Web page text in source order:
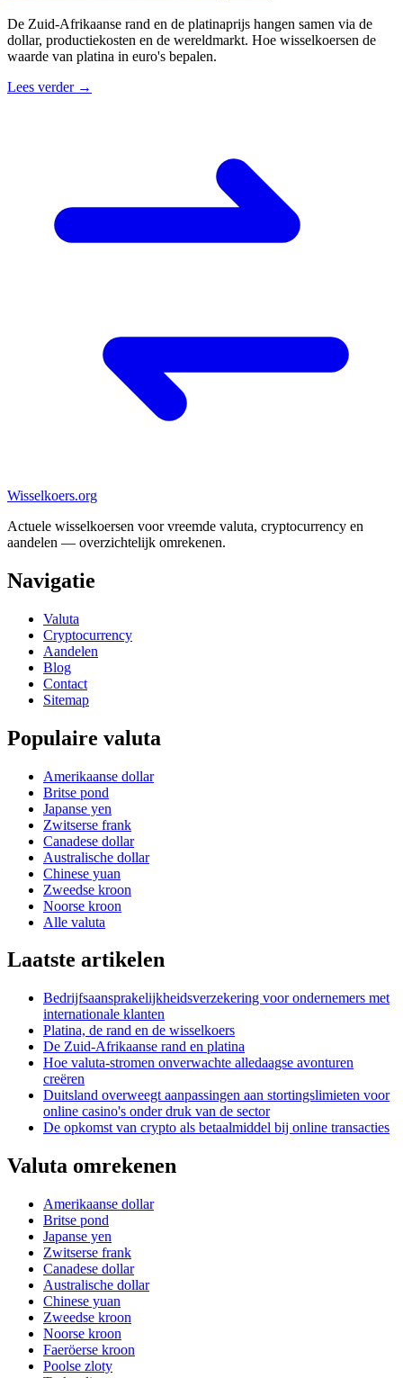
De Zuid-Afrikaanse rand en de platinaprijs hangen samen via de
dollar, productiekosten en de wereldmarkt. Hoe wisselkoersen de
waarde van platina in euro's bepalen.
Lees verder →
Wisselkoers.org
Actuele wisselkoersen voor vreemde valuta, cryptocurrency en
aandelen — overzichtelijk omrekenen.
Navigatie
Valuta
Cryptocurrency
Aandelen
Blog
Contact
Sitemap
Populaire valuta
Amerikaanse dollar
Britse pond
Japanse yen
Zwitserse frank
Canadese dollar
Australische dollar
Chinese yuan
Zweedse kroon
Noorse kroon
Alle valuta
Laatste artikelen
Bedrijfsaansprakelijkheidsverzekering voor ondernemers met
internationale klanten
Platina, de rand en de wisselkoers
De Zuid-Afrikaanse rand en platina
Hoe valuta-stromen onverwachte alledaagse avonturen
creëren
Duitsland overweegt aanpassingen aan stortingslimieten voor
online casino's onder druk van de sector
De opkomst van crypto als betaalmiddel bij online transacties
Valuta omrekenen
Amerikaanse dollar
Britse pond
Japanse yen
Zwitserse frank
Canadese dollar
Australische dollar
Chinese yuan
Zweedse kroon
Noorse kroon
Faeröerse kroon
Poolse zloty